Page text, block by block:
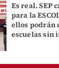
Es real. SEP
para la
ellos podrán
escuelas sin